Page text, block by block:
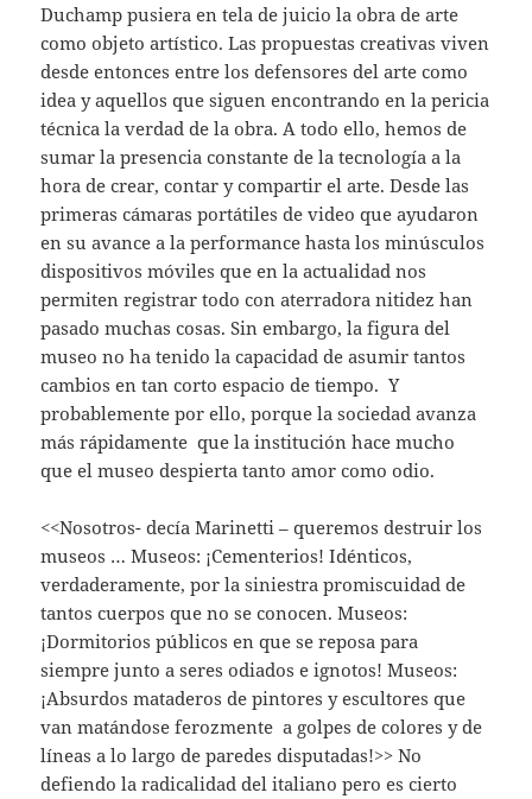
Duchamp pusiera en tela de juicio la obra de arte
como objeto artístico. Las propuestas creativas viven
desde entonces entre los defensores del arte como
idea y aquellos que siguen encontrando en la pericia
técnica la verdad de la obra. A todo ello, hemos de
sumar la presencia constante de la tecnología a la
hora de crear, contar y compartir el arte. Desde las
primeras cámaras portátiles de video que ayudaron
en su avance a la performance hasta los minúsculos
dispositivos móviles que en la actualidad nos
permiten registrar todo con aterradora nitidez han
pasado muchas cosas. Sin embargo, la figura del
museo no ha tenido la capacidad de asumir tantos
cambios en tan corto espacio de tiempo. Y
probablemente por ello, porque la sociedad avanza
más rápidamente que la institución hace mucho
que el museo despierta tanto amor como odio.
<<Nosotros- decía Marinetti – queremos destruir los
museos … Museos: ¡Cementerios! Idénticos,
verdaderamente, por la siniestra promiscuidad de
tantos cuerpos que no se conocen. Museos:
¡Dormitorios públicos en que se reposa para
siempre junto a seres odiados e ignotos! Museos:
¡Absurdos mataderos de pintores y escultores que
van matándose ferozmente a golpes de colores y de
líneas a lo largo de paredes disputadas!>> No
defiendo la radicalidad del italiano pero es cierto